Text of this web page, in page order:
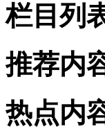
栏目列
推荐内
热点内